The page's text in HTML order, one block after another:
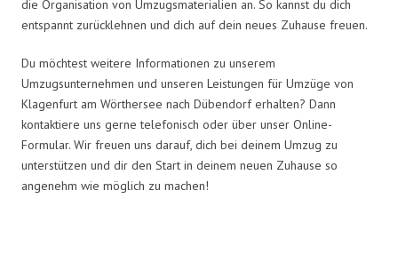
die Organisation von Umzugsmaterialien an. So kannst du dich
entspannt zurücklehnen und dich auf dein neues Zuhause freuen.
Du möchtest weitere Informationen zu unserem
Umzugsunternehmen und unseren Leistungen für Umzüge von
Klagenfurt am Wörthersee nach Dübendorf erhalten? Dann
kontaktiere uns gerne telefonisch oder über unser Online-
Formular. Wir freuen uns darauf, dich bei deinem Umzug zu
unterstützen und dir den Start in deinem neuen Zuhause so
angenehm wie möglich zu machen!